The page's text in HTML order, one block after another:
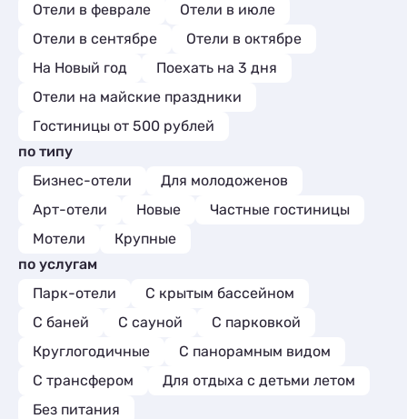
Отели в феврале
Отели в июле
Отели в сентябре
Отели в октябре
На Новый год
Поехать на 3 дня
Отели на майские праздники
Гостиницы от 500 рублей
по типу
Бизнес-отели
Для молодоженов
Арт-отели
Новые
Частные гостиницы
Мотели
Крупные
по услугам
Парк-отели
С крытым бассейном
С баней
С сауной
С парковкой
Круглогодичные
С панорамным видом
С трансфером
Для отдыха с детьми летом
Без питания